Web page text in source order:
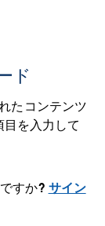
ド
たコンテンツ
を入力して
すか? サイン